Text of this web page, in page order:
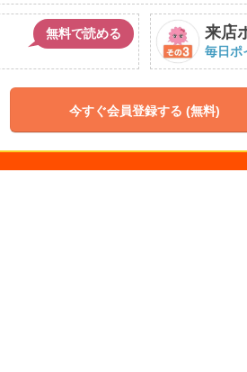
無料で読める 来店
毎日ポ
今すぐ会員登録する (無料)